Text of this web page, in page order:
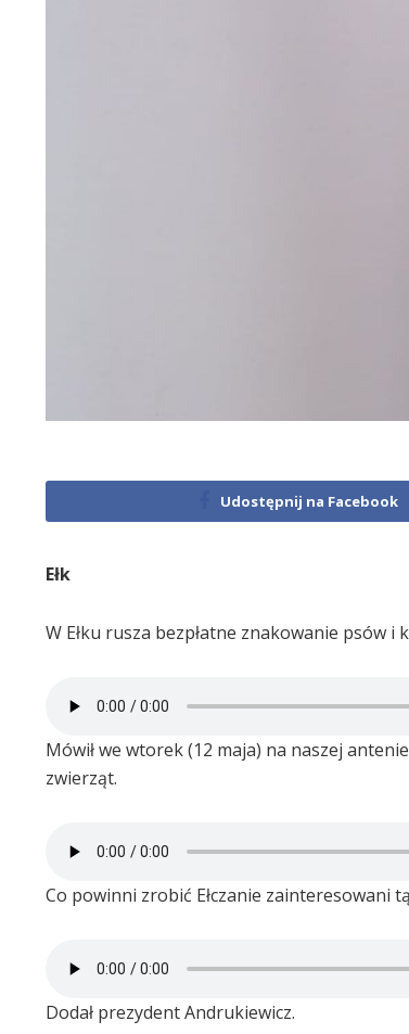
Udostępnij na Facebook
Ełk
W Ełku rusza bezpłatne znakowanie psów i
Mówił we wtorek (12 maja) na naszej
zwierząt.
Co powinni zrobić Ełczanie zainteresowani
Dodał prezydent Andrukiewicz.